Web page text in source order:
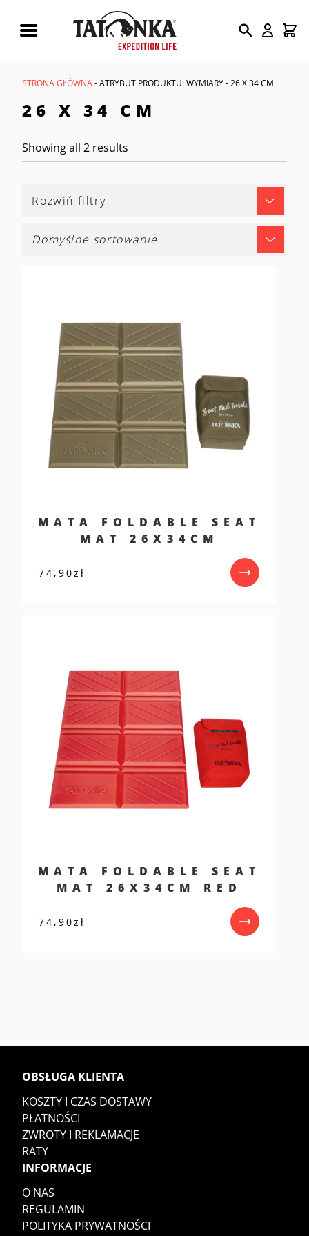
STRONA GŁÓWNA- ATRYBUT PRODUKTU: WYMIARY - 26 X 34 CM
26 X 34 CM
Showing all 2 results
Rozwiń filtry
MATA FOLDABLE SEAT
MAT 26X34CM
74,90zł
MATA FOLDABLE SEAT
MAT 26X34CM RED
74,90zł
OBSŁUGA KLIENTA
KOSZTY I CZAS DOSTAWY
PŁATNOŚCI
ZWROTY I REKLAMACJE
RATY
INFORMACJE
O NAS
REGULAMIN
POLITYKA PRYWATNOŚCI